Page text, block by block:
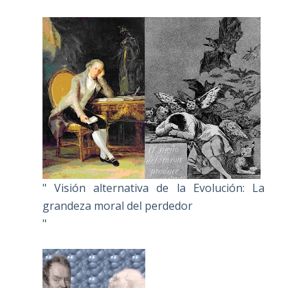
" Visión alternativa de la Evolución: La
grandeza moral del perdedor
"